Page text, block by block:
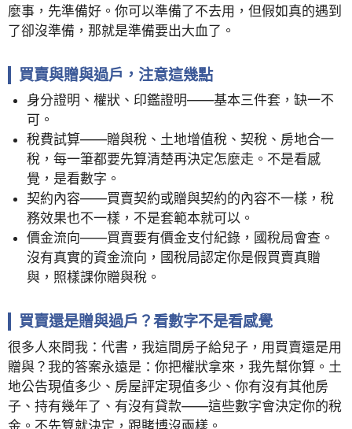
麼事，先準備好。你可以準備了不去用，但假如真的遇到
了卻沒準備，那就是準備要出大血了。
買賣與贈與過戶，注意這幾點
身分證明、權狀、印鑑證明——基本三件套，缺一不
可。
稅費試算——贈與稅、土地增值稅、契稅、房地合一
稅，每一筆都要先算清楚再決定怎麼走。不是看感
覺，是看數字。
契約內容——買賣契約或贈與契約的內容不一樣，稅
務效果也不一樣，不是套範本就可以。
價金流向——買賣要有價金支付紀錄，國稅局會查。
沒有真實的資金流向，國稅局認定你是假買賣真贈
與，照樣課你贈與稅。
買賣還是贈與過戶？看數字不是看感覺
很多人來問我：代書，我這間房子給兒子，用買賣還是用
贈與？我的答案永遠是：你把權狀拿來，我先幫你算。土
地公告現值多少、房屋評定現值多少、你有沒有其他房
子、持有幾年了、有沒有貸款——這些數字會決定你的稅